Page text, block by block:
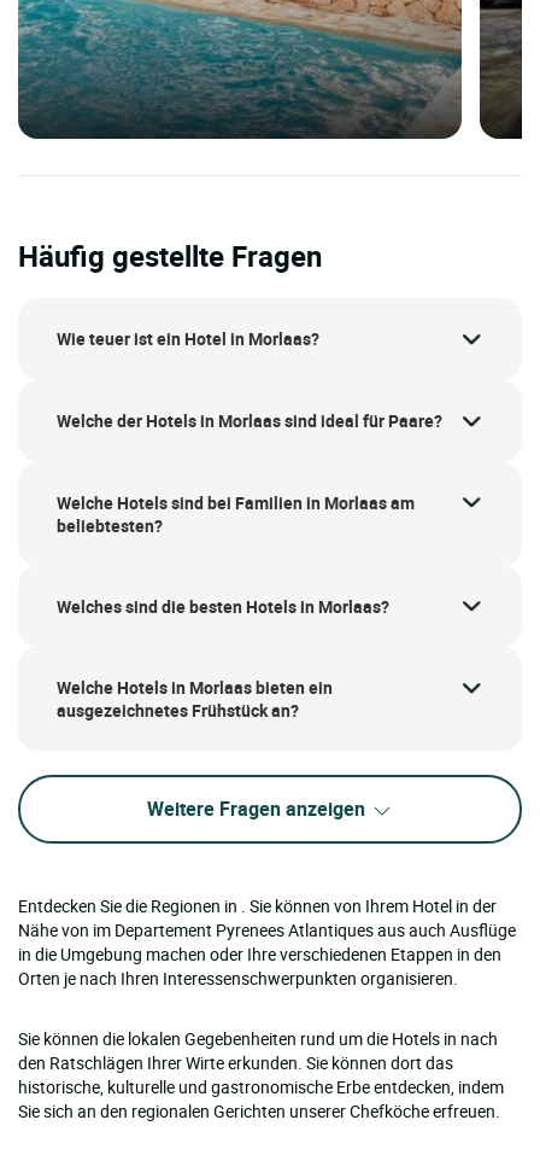
Häufig gestellte Fragen
Wie teuer ist ein Hotel in Morlaas?
Welche der Hotels in Morlaas sind ideal für Paare?
Welche Hotels sind bei Familien in Morlaas am
beliebtesten?
Welches sind die besten Hotels in Morlaas?
Welche Hotels in Morlaas bieten ein
ausgezeichnetes Frühstück an?
Weitere Fragen anzeigen
Entdecken Sie die Regionen in . Sie können von Ihrem Hotel in der
Nähe von im Departement Pyrenees Atlantiques aus auch Ausflüge
in die Umgebung machen oder Ihre verschiedenen Etappen in den
Orten je nach Ihren Interessenschwerpunkten organisieren.
Sie können die lokalen Gegebenheiten rund um die Hotels in nach
den Ratschlägen Ihrer Wirte erkunden. Sie können dort das
historische, kulturelle und gastronomische Erbe entdecken, indem
Sie sich an den regionalen Gerichten unserer Chefköche erfreuen.